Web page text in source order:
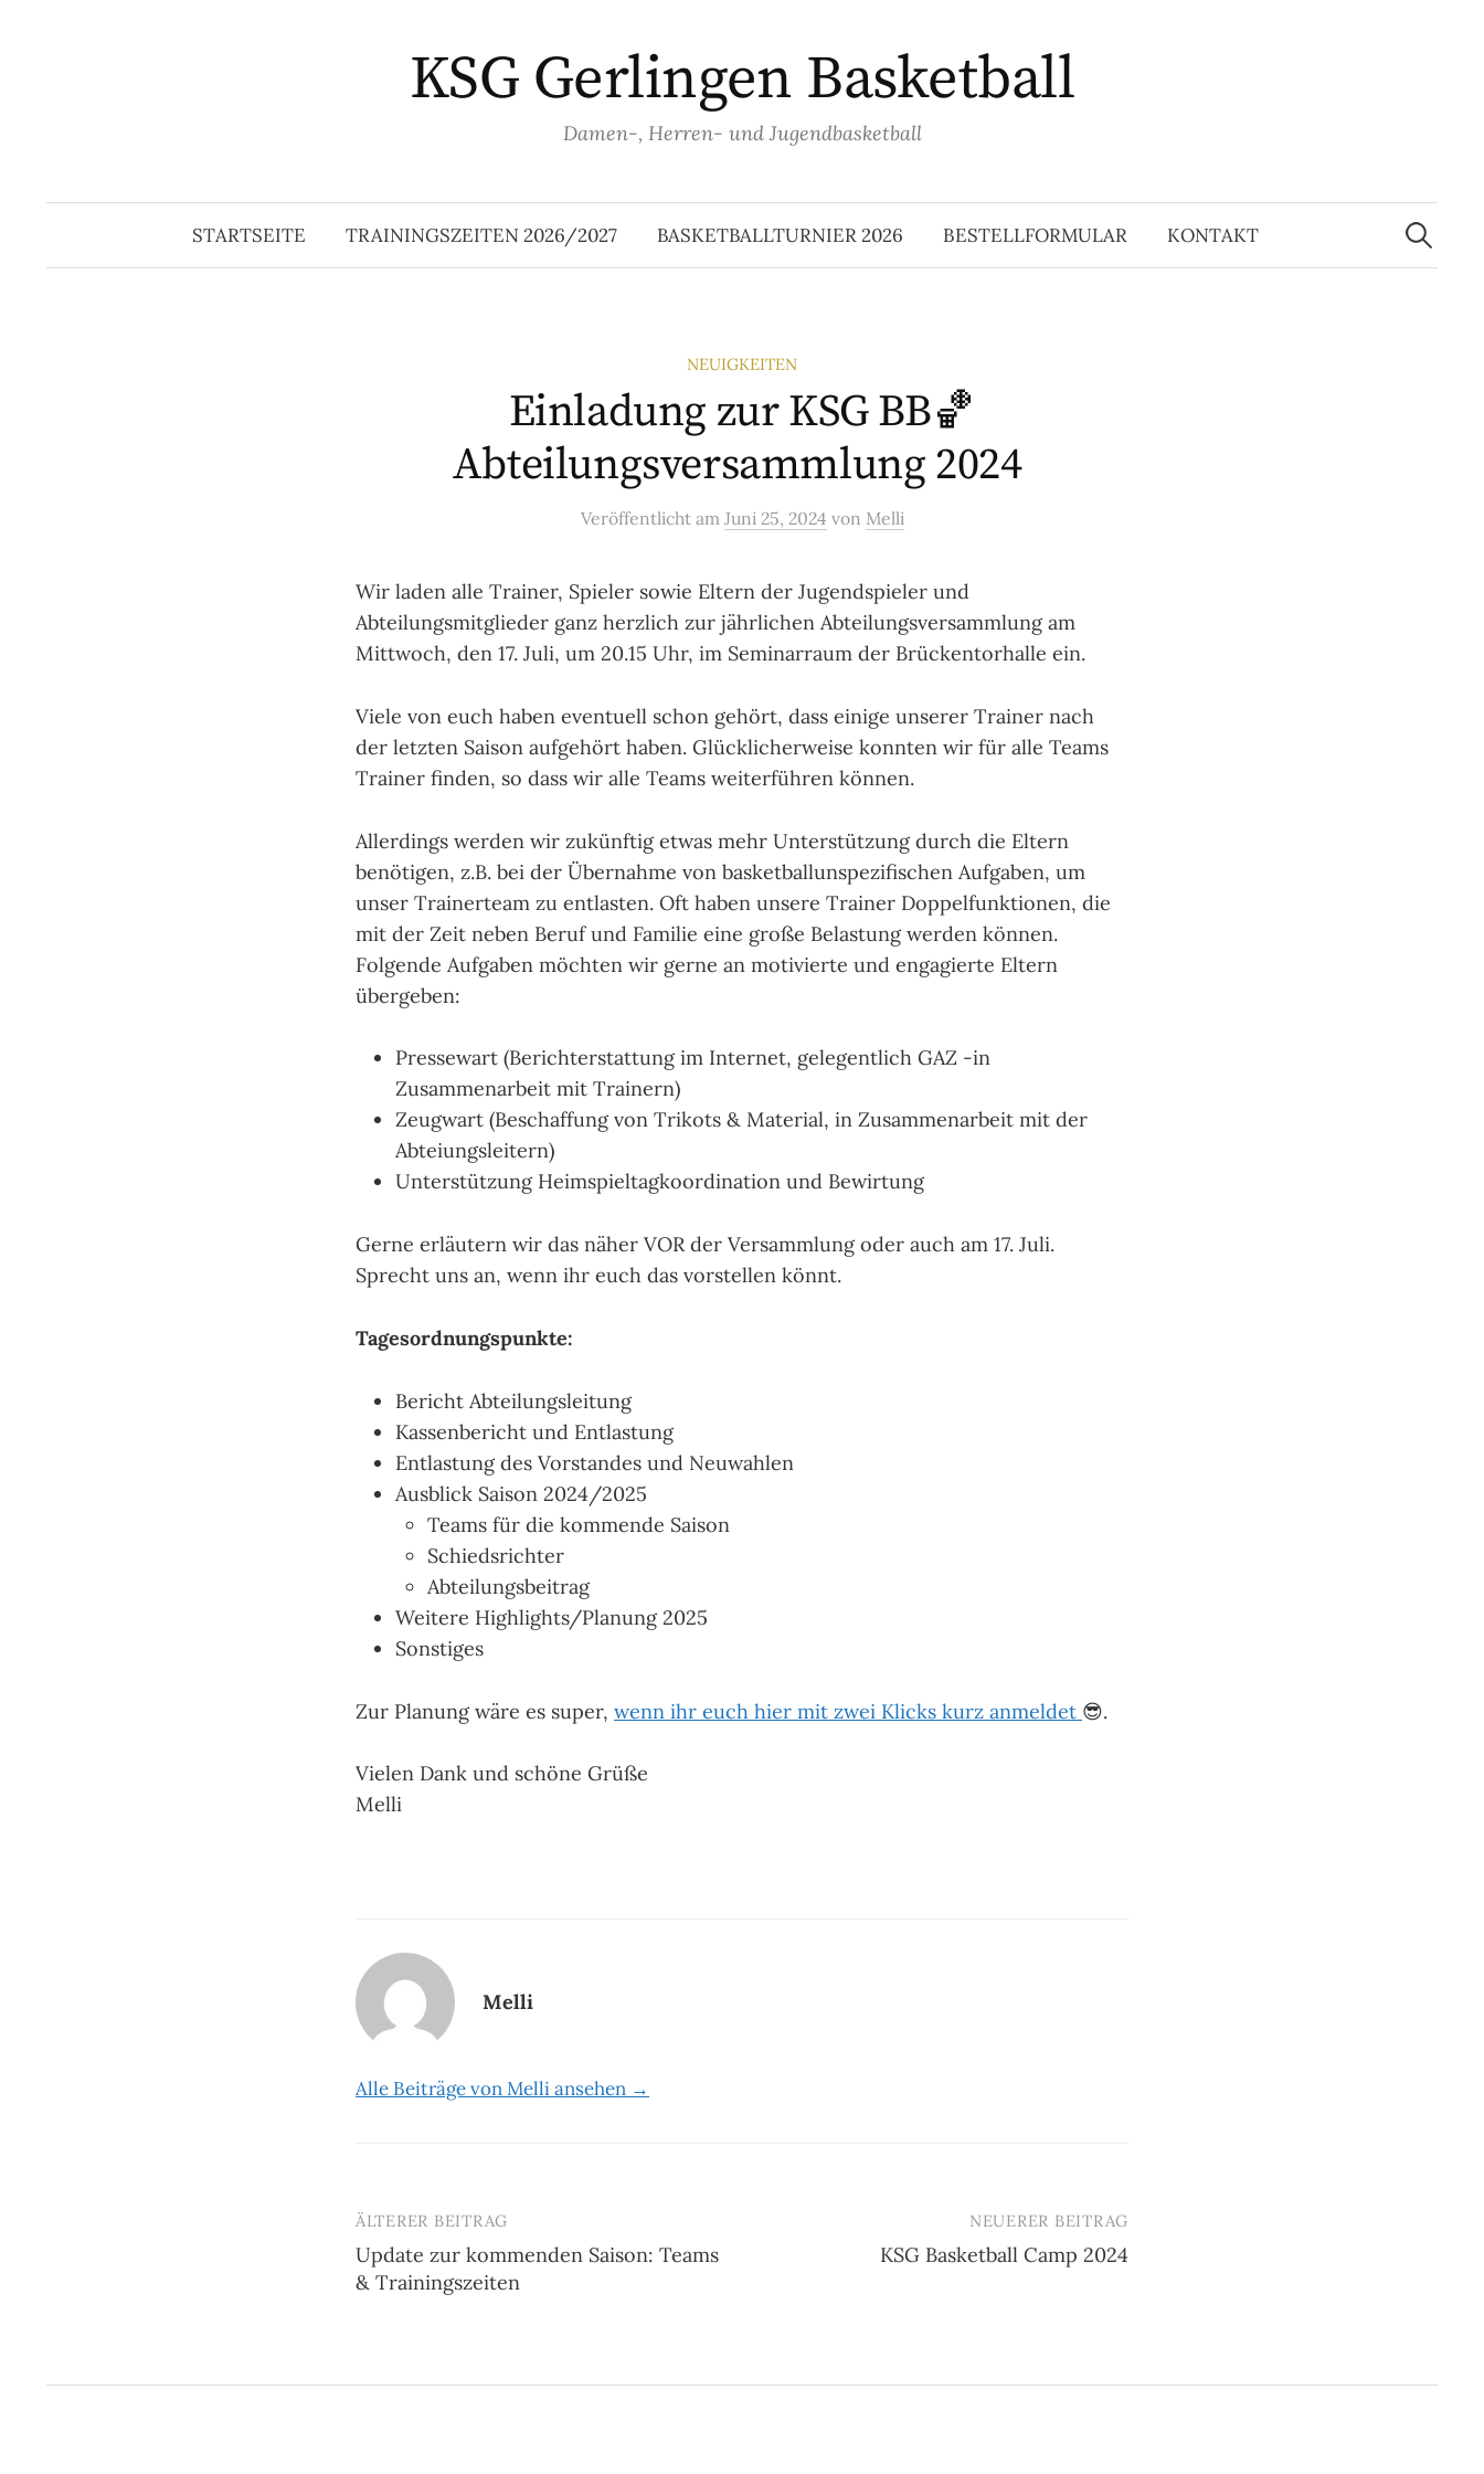
KSG Gerlingen Basketball
Damen-, Herren- und Jugendbasketball
STARTSEITE TRAININGSZEITEN 2026/2027 BASKETBALLTURNIER 2026 BESTELLFORMULAR KONTAKT
Suchen
nach:
NEUIGKEITEN
Einladung zur KSG BB🏀
Abteilungsversammlung 2024
Veröffentlicht am Juni 25, 2024 von Melli
Wir laden alle Trainer, Spieler sowie Eltern der Jugendspieler und
Abteilungsmitglieder ganz herzlich zur jährlichen Abteilungsversammlung am
Mittwoch, den 17. Juli, um 20.15 Uhr, im Seminarraum der Brückentorhalle ein.
Viele von euch haben eventuell schon gehört, dass einige unserer Trainer nach
der letzten Saison aufgehört haben. Glücklicherweise konnten wir für alle Teams
Trainer finden, so dass wir alle Teams weiterführen können.
Allerdings werden wir zukünftig etwas mehr Unterstützung durch die Eltern
benötigen, z.B. bei der Übernahme von basketballunspezifischen Aufgaben, um
unser Trainerteam zu entlasten. Oft haben unsere Trainer Doppelfunktionen, die
mit der Zeit neben Beruf und Familie eine große Belastung werden können.
Folgende Aufgaben möchten wir gerne an motivierte und engagierte Eltern
übergeben:
Pressewart (Berichterstattung im Internet, gelegentlich GAZ -in
Zusammenarbeit mit Trainern)
Zeugwart (Beschaffung von Trikots & Material, in Zusammenarbeit mit der
Abteiungsleitern)
Unterstützung Heimspieltagkoordination und Bewirtung
Gerne erläutern wir das näher VOR der Versammlung oder auch am 17. Juli.
Sprecht uns an, wenn ihr euch das vorstellen könnt.
Tagesordnungspunkte:
Bericht Abteilungsleitung
Kassenbericht und Entlastung
Entlastung des Vorstandes und Neuwahlen
Ausblick Saison 2024/2025
Teams für die kommende Saison
Schiedsrichter
Abteilungsbeitrag
Weitere Highlights/Planung 2025
Sonstiges
Zur Planung wäre es super, wenn ihr euch hier mit zwei Klicks kurz anmeldet 😎.
Vielen Dank und schöne Grüße
Melli
Melli
Alle Beiträge von Melli ansehen →
Beitrags-
Navigation
ÄLTERER BEITRAG
Update zur kommenden Saison: Teams
& Trainingszeiten
NEUERER BEITRAG
KSG Basketball Camp 2024